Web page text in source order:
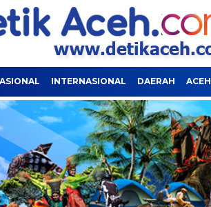
INTERNASIONAL DAERAH ACEH